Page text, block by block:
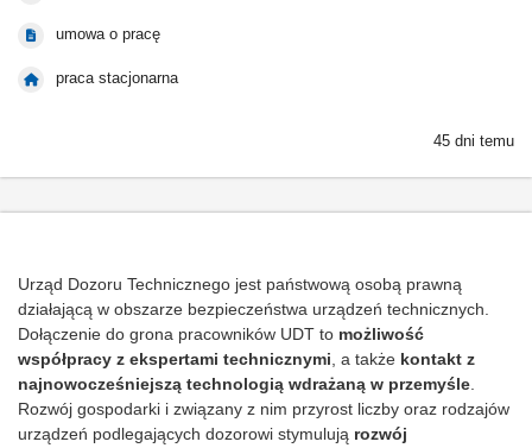
umowa o pracę
praca stacjonarna
45 dni temu
Urząd Dozoru Technicznego jest państwową osobą prawną
działającą w obszarze bezpieczeństwa urządzeń technicznych.
Dołączenie do grona pracowników UDT to możliwość
współpracy z ekspertami technicznymi , a także kontakt z
najnowocześniejszą technologią wdrażaną w przemyśle
Rozwój gospodarki i związany z nim przyrost liczby oraz rodzajów
urządzeń podlegających dozorowi stymulują rozwój